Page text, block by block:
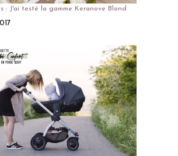
: J'ai testé la gamme Keranove Blond